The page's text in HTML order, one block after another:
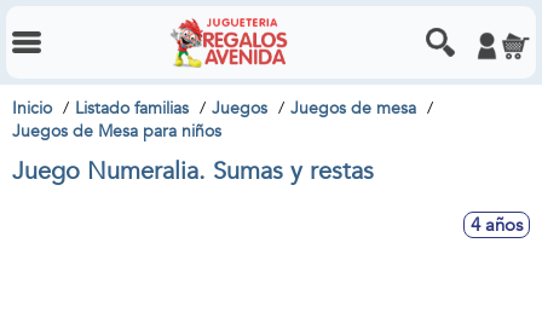
Inicio Listado familias Juegos
Juegos de mesa
Juegos de Mesa para niños
Juego Numeralia. Sumas y restas
4 años